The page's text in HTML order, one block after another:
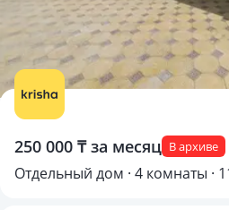
250 000 ₸ за месяц В архиве
Отдельный дом · 4 комнаты ·